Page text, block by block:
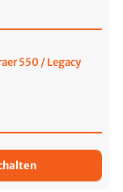
550 / Legacy